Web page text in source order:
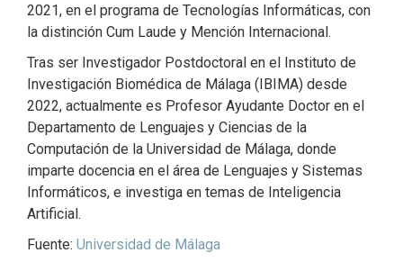
2021, en el programa de Tecnologías Informáticas, con
la distinción Cum Laude y Mención Internacional.
Tras ser Investigador Postdoctoral en el Instituto de
Investigación Biomédica de Málaga (IBIMA) desde
2022, actualmente es Profesor Ayudante Doctor en el
Departamento de Lenguajes y Ciencias de la
Computación de la Universidad de Málaga, donde
imparte docencia en el área de Lenguajes y Sistemas
Informáticos, e investiga en temas de Inteligencia
Artificial.
Fuente: Universidad de Málaga